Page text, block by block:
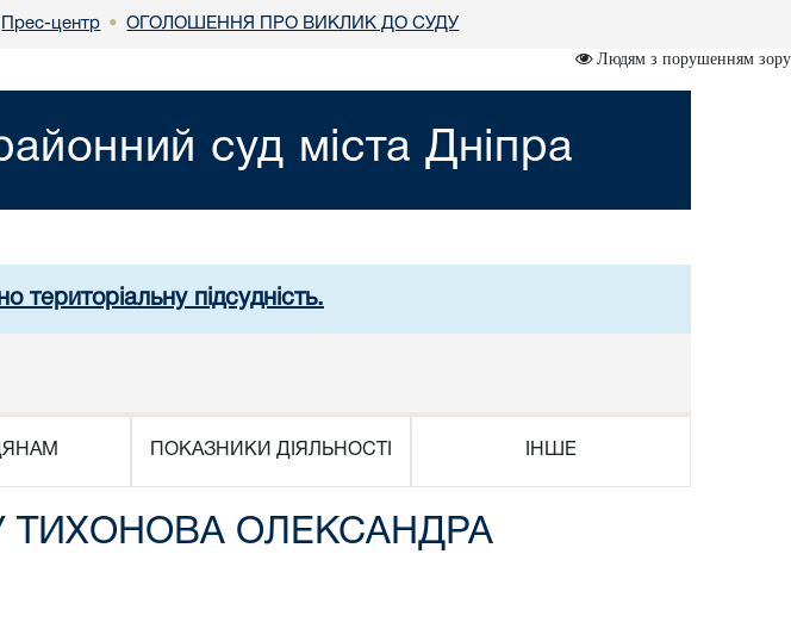
Прес-центр • ОГОЛОШЕННЯ ПРО ВИКЛИК ДО СУДУ
Людям з порушенням зору
суд міста Дніпра
територіальну підсудність.
ПОКАЗНИКИ ДІЯЛЬНОСТІ ІНШЕ
ОЛЕКСАНДРА